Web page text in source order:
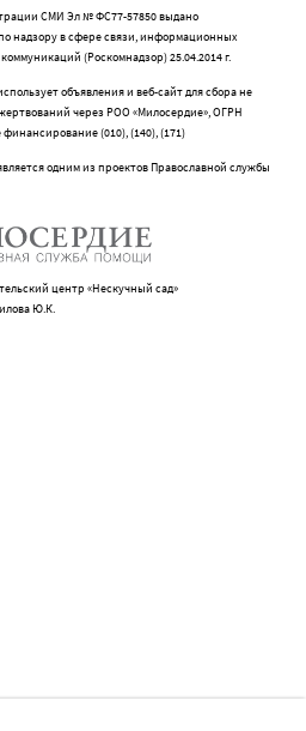
СМИ Эл № ФС77-57850 выдано
надзору в сфере связи, информационных
(Роскомнадзор) 25.04.2014 г.
объявления и веб-сайт для сбора не
через РОО «Милосердие», ОГРН
финансирование (010), (140), (171)
одним из проектов Православной службы
центр «Нескучный сад»
Ю.К.